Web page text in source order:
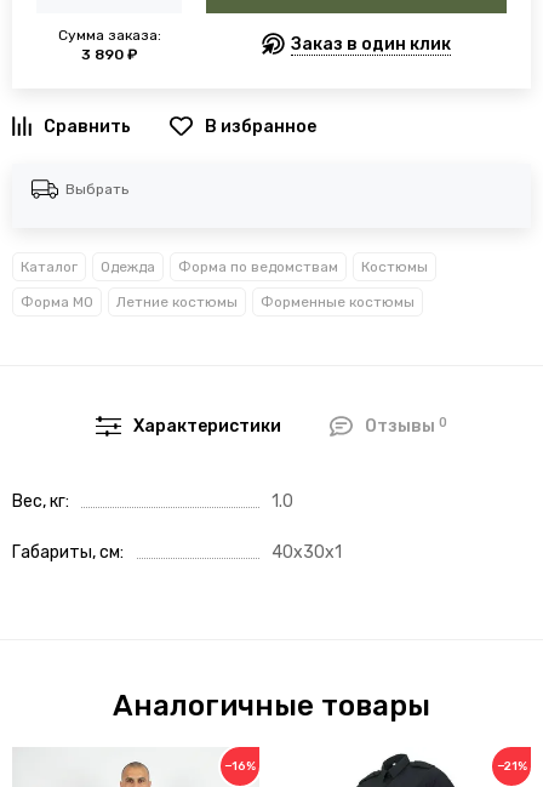
Сумма заказа:
3 890 ₽
Заказ в один клик
В избранное
Выбрать
Каталог Одежда Форма по ведомствам Костюмы
Форма МО Летние костюмы Форменные костюмы
Характеристики Отзывы 0
Вес, кг 1.0
Габариты, см 40x30x1
Аналогичные товары
−16% −21%